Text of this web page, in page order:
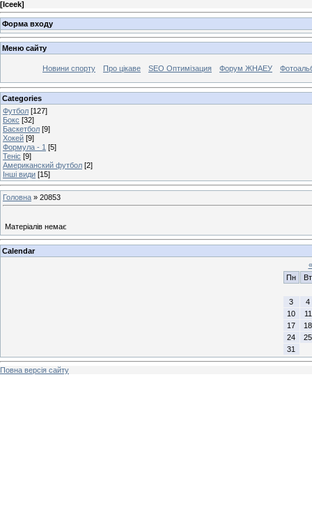
[Iceek]
Форма входу
Меню сайту
Новини спорту Про цікаве SEO Оптимізация Форум ЖНАЕУ
Categories
Футбол [127]
Бокс [32]
Баскетбол [9]
Хокей [9]
Формула - 1 [5]
Теніс [9]
Американский футбол [2]
Інші види [15]
Головна » 20853
Матеріалів немає
Calendar
«
Пн
Вт
3
4
10
11
17
18
24
25
31
Повна версія сайту